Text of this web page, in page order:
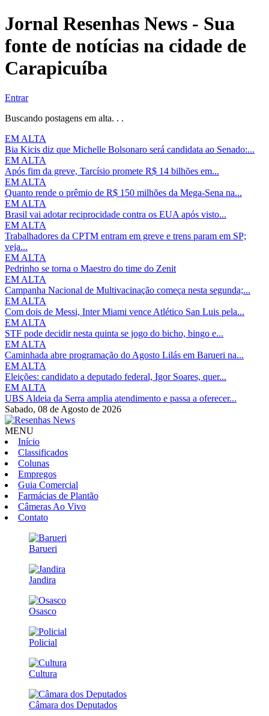
Jornal Resenhas News - Sua
fonte de notícias na cidade de
Carapicuíba
Entrar
Buscando postagens em alta. . .
EM ALTA
Bia Kicis diz que Michelle Bolsonaro será candidata ao Senado:...
EM ALTA
Após fim da greve, Tarcísio promete R$ 14 bilhões em...
EM ALTA
Quanto rende o prêmio de R$ 150 milhões da Mega-Sena na...
EM ALTA
Brasil vai adotar reciprocidade contra os EUA após visto...
EM ALTA
Trabalhadores da CPTM entram em greve e trens param em SP;
veja...
EM ALTA
Pedrinho se torna o Maestro do time do Zenit
EM ALTA
Campanha Nacional de Multivacinação começa nesta segunda;...
EM ALTA
Com dois de Messi, Inter Miami vence Atlético San Luis pela...
EM ALTA
STF pode decidir nesta quinta se jogo do bicho, bingo e...
EM ALTA
Caminhada abre programação do Agosto Lilás em Barueri na...
EM ALTA
Eleições: candidato a deputado federal, Igor Soares, quer...
EM ALTA
UBS Aldeia da Serra amplia atendimento e passa a oferecer...
Sabado, 08 de Agosto de 2026
MENU
Início
Classificados
Colunas
Empregos
Guia Comercial
Farmácias de Plantão
Câmeras Ao Vivo
Contato
Barueri
Jandira
Osasco
Policial
Cultura
Câmara dos Deputados